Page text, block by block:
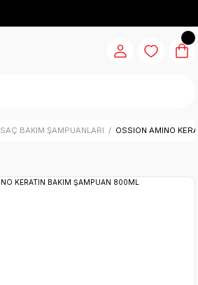
SAÇ BAKIM ŞAMPUANLARI OSSION AMINO